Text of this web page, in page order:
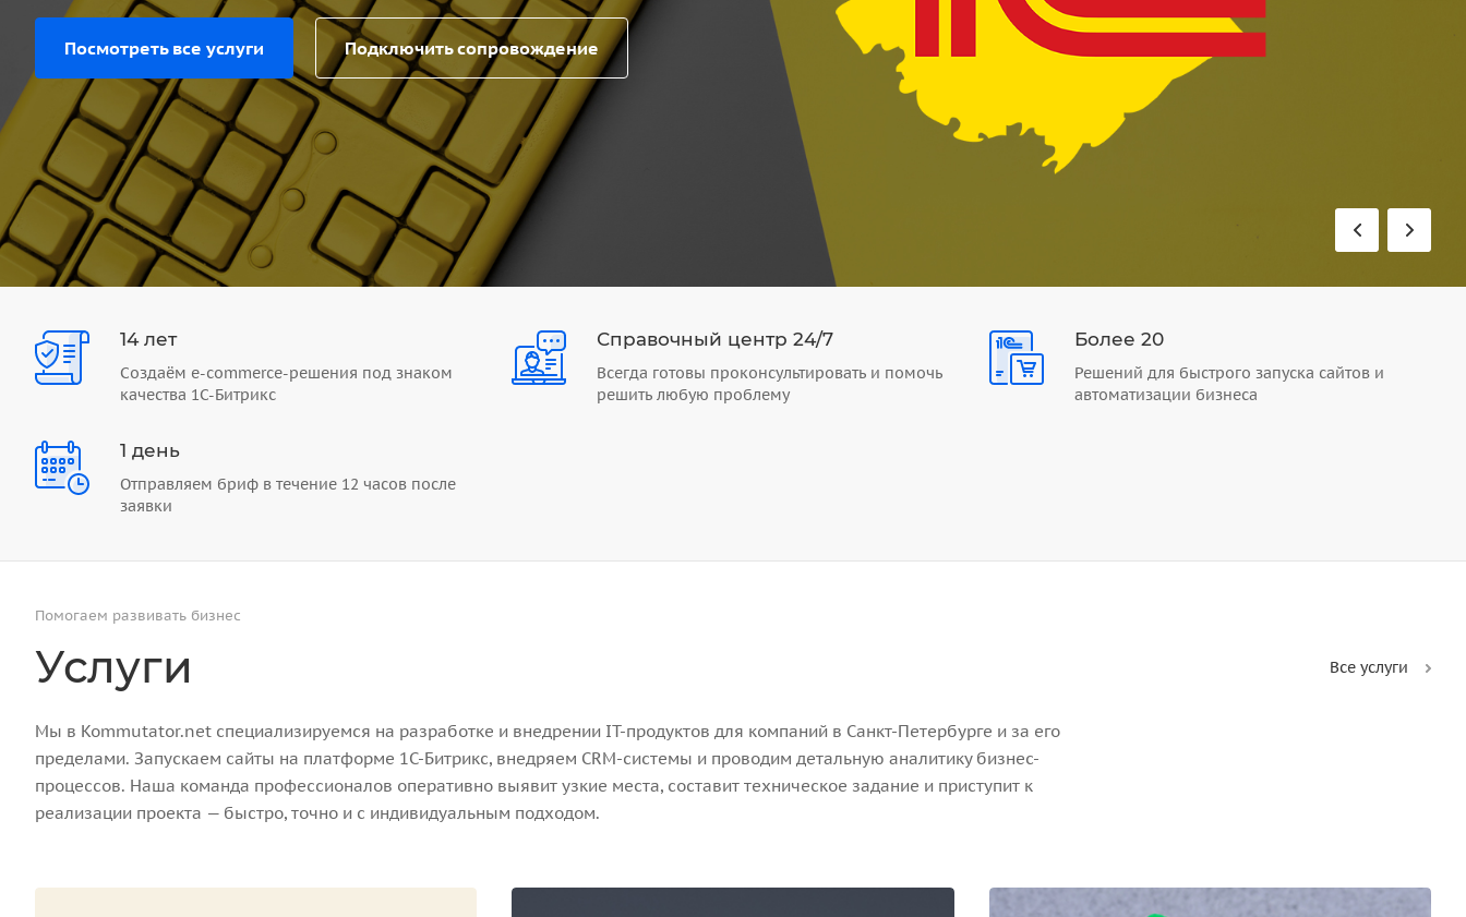
Посмотреть все услуги Подключить сопровождение
14 лет
Создаём e-commerce-решения под знаком
качества 1С-Битрикс
Справочный центр 24/7
Всегда готовы проконсультировать и помочь
решить любую проблему
Более 20
Решений для быстрого запуска сайтов и
автоматизации бизнеса
1 день
Отправляем бриф в течение 12 часов после
заявки
Помогаем развивать бизнес
Услуги Все услуги
Мы в Kommutator.net специализируемся на разработке и внедрении IT-продуктов для компаний в Санкт-Петербурге и за его
пределами. Запускаем сайты на платформе 1С-Битрикс, внедряем CRM-системы и проводим детальную аналитику бизнес-
процессов. Наша команда профессионалов оперативно выявит узкие места, составит техническое задание и приступит к
реализации проекта — быстро, точно и с индивидуальным подходом.